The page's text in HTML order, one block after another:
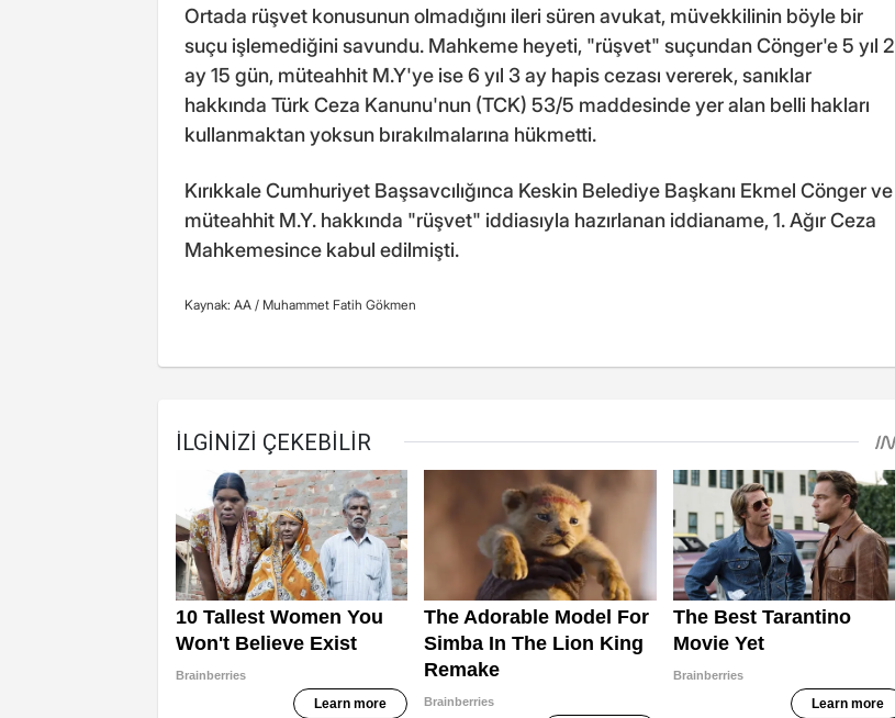
Ortada rüşvet konusunun olmadığını ileri süren avukat, müvekkilinin böyle bir
suçu işlemediğini savundu. Mahkeme heyeti, "rüşvet" suçundan Cönger'e 5 yıl 2
ay 15 gün, müteahhit M.Y'ye ise 6 yıl 3 ay hapis cezası vererek, sanıklar
hakkında Türk Ceza Kanunu'nun (TCK) 53/5 maddesinde yer alan belli hakları
kullanmaktan yoksun bırakılmalarına hükmetti.
Kırıkkale Cumhuriyet Başsavcılığınca Keskin Belediye Başkanı Ekmel Cönger ve
müteahhit M.Y. hakkında "rüşvet" iddiasıyla hazırlanan iddianame, 1. Ağır Ceza
Mahkemesince kabul edilmişti.
Kaynak: AA / Muhammet Fatih Gökmen